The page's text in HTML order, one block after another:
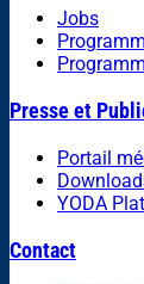
Jobs
Presse et
Portail
YODA
Contact